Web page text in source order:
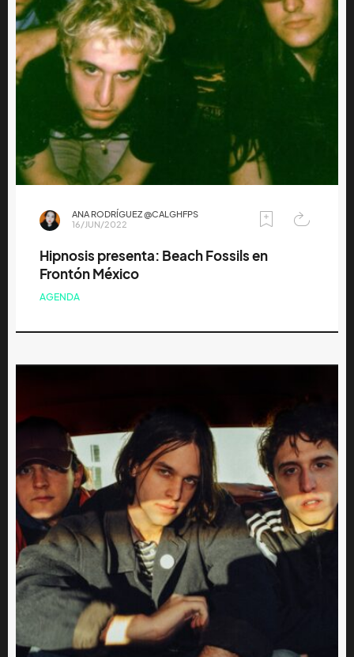
ANA RODRÍGUEZ @CALGHFPS
16/JUN/2022
Hipnosis presenta: Beach Fossils en
Frontón México
AGENDA